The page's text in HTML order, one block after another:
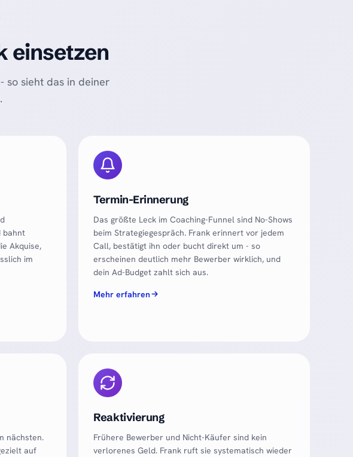
einsetzen
so sieht das in deiner
bahnt
Akquise,
im
Termin-Erinnerung
Das größte Leck im Coaching-Funnel sind No-Shows
beim Strategiegespräch. Frank erinnert vor jedem
Call, bestätigt ihn oder bucht direkt um - so
erscheinen deutlich mehr Bewerber wirklich, und
dein Ad-Budget zahlt sich aus.
Mehr erfahren
nächsten.
auf
Reaktivierung
Frühere Bewerber und Nicht-Käufer sind kein
verlorenes Geld. Frank ruft sie systematisch wieder